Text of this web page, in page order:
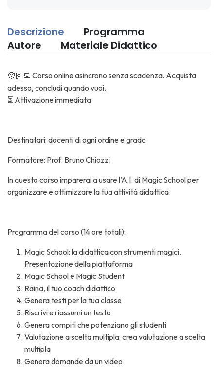
Descrizione
Programma
Autore
Materiale Didattico
🧑🏻‍💻 Corso online asincrono senza scadenza. Acquista
adesso, concludi quando vuoi.
⏳ Attivazione immediata
Destinatari: docenti di ogni ordine e grado
Formatore: Prof. Bruno Chiozzi
In questo corso imparerai a usare l’A.I. di Magic School per
organizzare e ottimizzare la tua attività didattica.
Programma del corso (14 ore totali):
Magic School: la didattica con strumenti magici.
Presentazione della piattaforma
Magic School e Magic Student
Raina, il tuo coach didattico
Genera testi per la tua classe
Riscrivi e riassumi un testo
Genera compiti che potenziano gli studenti
Valutazione a scelta multipla: crea valutazione a scelta
multipla
Genera domande da un video